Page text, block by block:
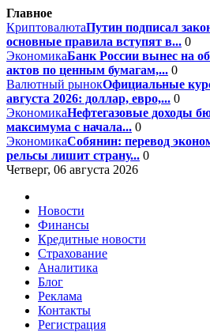
Главное
КриптовалютаПутин подписал
основные правила вступят в... 0
ЭкономикаБанк России вынес на
актов по ценным бумагам,... 0
Валютный рынокОфициальные
августа 2026: доллар, евро,... 0
ЭкономикаНефтегазовые доходы
максимума с начала... 0
ЭкономикаСобянин: перевод
рельсы лишит страну... 0
Четверг, 06 августа 2026
Новости
Финансы
Кредитные новости
Страхование
Аналитика
Блог
Реклама
Контакты
Регистрация